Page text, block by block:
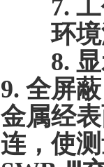
7.
环境
8.
9. 全屏
金属经
连，使